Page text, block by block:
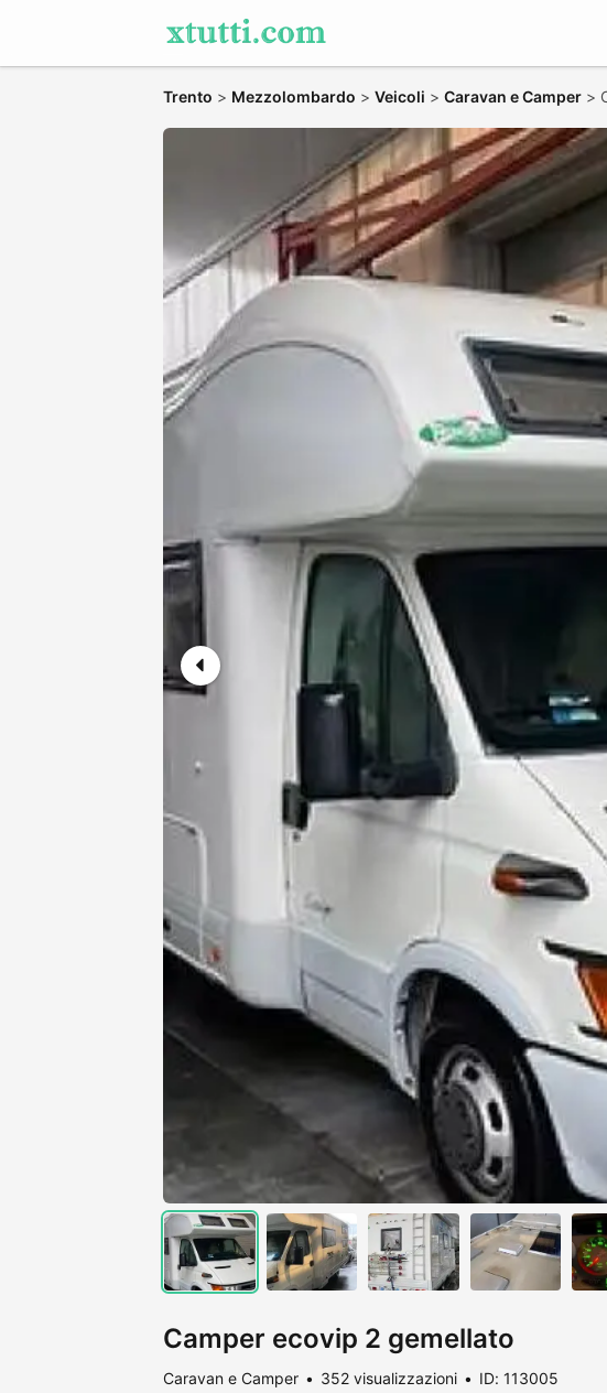
Trento > Mezzolombardo > Veicoli > Caravan e Camper >
Camper ecovip 2 gemellato
Caravan e Camper 352 visualizzazioni ID: 113005